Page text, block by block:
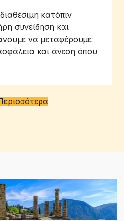
κατόπιν
συνείδηση και
να μεταφέρουμε
και άνεση όπου